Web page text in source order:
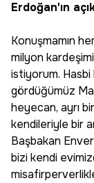
Erdoğan'ın
Konuşmamın
milyon
istiyorum.
gördüğümüz
heyecan, ayrı
kendileriyle bir
Başbakan
bizi kendi